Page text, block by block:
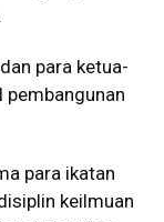
para ketua-
para ikatan
keilmuan